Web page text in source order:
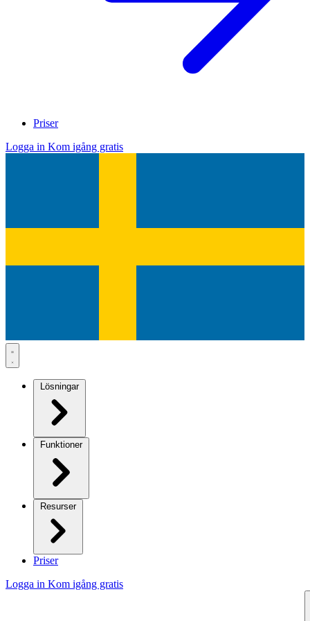
Priser
Logga in Kom igång gratis
Lösningar
Funktioner
Resurser
Priser
Logga in Kom igång gratis